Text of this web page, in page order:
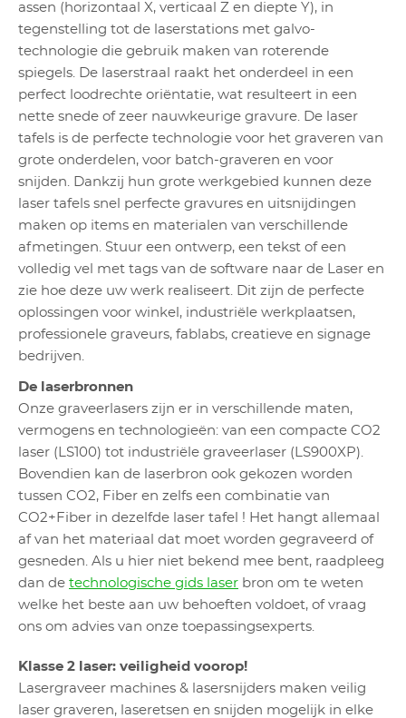
assen (horizontaal X, verticaal Z en diepte Y), in
tegenstelling tot de laserstations met galvo-
technologie die gebruik maken van roterende
spiegels. De laserstraal raakt het onderdeel in een
perfect loodrechte oriëntatie, wat resulteert in een
nette snede of zeer nauwkeurige gravure. De laser
tafels is de perfecte technologie voor het graveren van
grote onderdelen, voor batch-graveren en voor
snijden. Dankzij hun grote werkgebied kunnen deze
laser tafels snel perfecte gravures en uitsnijdingen
maken op items en materialen van verschillende
afmetingen. Stuur een ontwerp, een tekst of een
volledig vel met tags van de software naar de Laser en
zie hoe deze uw werk realiseert. Dit zijn de perfecte
oplossingen voor winkel, industriële werkplaatsen,
professionele graveurs, fablabs, creatieve en signage
bedrijven.
De laserbronnen
Onze graveerlasers zijn er in verschillende maten,
vermogens en technologieën: van een compacte CO2
laser (LS100) tot industriële graveerlaser (LS900XP).
Bovendien kan de laserbron ook gekozen worden
tussen CO2, Fiber en zelfs een combinatie van
CO2+Fiber in dezelfde laser tafel ! Het hangt allemaal
af van het materiaal dat moet worden gegraveerd of
gesneden. Als u hier niet bekend mee bent, raadpleeg
dan de technologische gids laser bron om te weten
welke het beste aan uw behoeften voldoet, of vraag
ons om advies van onze toepassingsexperts.
Klasse 2 laser: veiligheid voorop!
Lasergraveer machines & lasersnijders maken veilig
laser graveren, laseretsen en snijden mogelijk in elke